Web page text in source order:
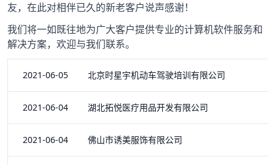
友，在此对相伴已久的新老客户说声感谢！
我们将一如既往地为广大客户提供专业的计算机软件服务和
解决方案，欢迎与我们联系。
2021-06-05 北京时星宇机动车驾驶培训有限公司
2021-06-04 湖北拓悦医疗用品开发有限公司
2021-06-04 佛山市诱美服饰有限公司